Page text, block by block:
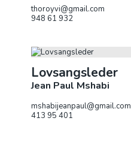
thoroyvi@gmail.com
948 61 932
Lovsangsleder
Jean Paul Mshabi
mshabijeanpaul@gmail.com
413 95 401